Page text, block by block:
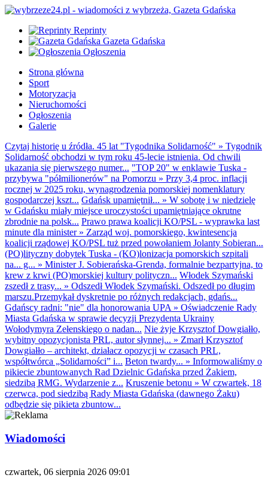
Reprinty
Gazeta Gdańska
Ogłoszenia
Strona główna
Sport
Motoryzacja
Nieruchomości
Ogłoszenia
Galerie
Czytaj historię u źródła. 45 lat "Tygodnika Solidarność" » Tygodnik
Solidarność obchodzi w tym roku 45-lecie istnienia. Od chwili
ukazania się pierwszego numer... "TOP 20" w enklawie Tuska -
przybywa "półmilionerów" na Pomorzu » Przy 3,4 proc. inflacji
rocznej w 2025 roku, wynagrodzenia pomorskiej nomenklatury
gospodarczej kszt... Gdańsk upamiętnił... » W sobotę i w niedzielę
w Gdańsku miały miejsce uroczystości upamiętniające okrutne
zbrodnie na polsk... Prawo prawa koalicji KO/PSL - wyprawka last
minute dla minister» Zarząd woj. pomorskiego, kwintesencja
koalicji rządowej KO/PSL tuż przed powołaniem Jolanty Sobieran...
(PO)lityczny dobytek Tuska - (KO)lonizacja pomorskich szpitali
na... g... » Minister J. Sobierańska-Grenda, formalnie bezpartyjna, to
krew z krwi (PO)morskiej kultury polityczn... Włodek Szymański
zszedł z trasy... » Odszedł Włodek Szymański. Odszedł po długim
marszu.Przemykał dyskretnie po różnych redakcjach, gdańs...
Gdańscy radni: "nie" dla honorowania UPA » Oświadczenie Rady
Miasta Gdańska w sprawie decyzji Prezydenta Ukrainy
Wołodymyra Zełenskiego o nadan... Nie żyje Krzysztof Dowgiałło,
wybitny opozycjonista PRL, autor słynnej... » Zmarł Krzysztof
Dowgiałło – architekt, działacz opozycji w czasach PRL,
współtwórca „Solidarności” i... Beton twardy... » Informowaliśmy o
pikiecie zbuntowanych Rad Dzielnic Gdańska przed Żakiem,
siedzibą RMG. Wydarzenie z... Kruszenie betonu » W czwartek, 18
czerwca, pod siedzibą Rady Miasta Gdańska (dawnego Żaku)
odbędzie się pikieta zbuntow...
Wiadomości
czwartek, 06 sierpnia 2026 09:01